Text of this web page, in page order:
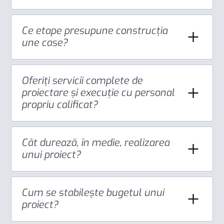
Ce etape presupune construcția
une case?
Oferiți servicii complete de
proiectare și execuție cu personal
propriu calificat?
Cât durează, în medie, realizarea
unui proiect?
Cum se stabilește bugetul unui
proiect?